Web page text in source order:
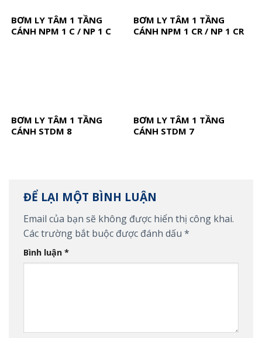
BƠM LY TÂM 1 TẦNG
CÁNH NPM 1 C / NP 1 C
BƠM LY TÂM 1 TẦNG
CÁNH NPM 1 CR / NP 1 CR
BƠM LY TÂM 1 TẦNG
CÁNH STDM 8
BƠM LY TÂM 1 TẦNG
CÁNH STDM 7
ĐỂ LẠI MỘT BÌNH LUẬN
Email của bạn sẽ không được hiển thị công khai.
Các trường bắt buộc được đánh dấu *
Bình luận *